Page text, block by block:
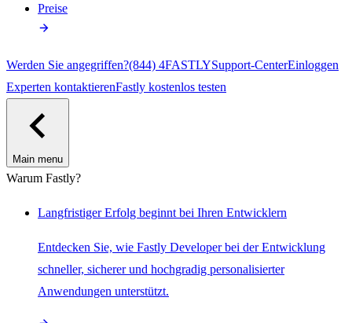
Preise
Werden Sie angegriffen?(844) 4FASTLYSupport-CenterEinloggen
Experten kontaktierenFastly kostenlos testen
Main menu
Warum Fastly?
Langfristiger Erfolg beginnt bei Ihren Entwicklern
Entdecken Sie, wie Fastly Developer bei der Entwicklung
schneller, sicherer und hochgradig personalisierter
Anwendungen unterstützt.